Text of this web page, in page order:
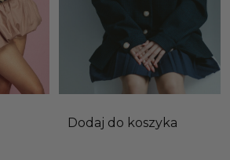
Dodaj do koszyka